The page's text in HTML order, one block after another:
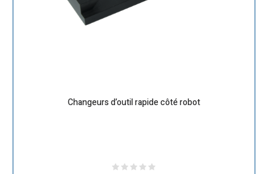
Changeurs d’outil rapide côté robot